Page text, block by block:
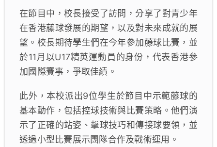
在節目中，校長接受了訪問，分享了對青少年
在香港藤球發展的期望，以及對未來成就的展
望。校長期待學生們在今年參加藤球比賽，並
於11月以U17精英運動員的身份，代表香港參
加國際賽事，爭取佳績。
此外，本校派出9位學生於節目中示範藤球的
基本動作，包括控球技術與比賽策略。他們演
示了正確的站姿、擊球技巧和傳接球要領，並
透過小型比賽展示團隊合作及戰術運用。